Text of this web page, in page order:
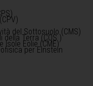
del Sottosuolo (CMS)
della Terra (COS )
Isole Eolie (CME)
per Einstein